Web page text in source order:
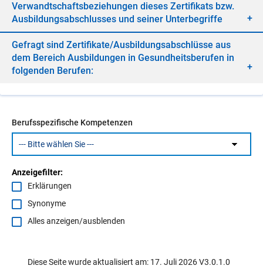
Ver­wandt­schafts­be­zie­hun­gen die­ses Zer­ti­fi­kats bzw.
Aus­bil­dungs­ab­schlus­ses und sei­ner Un­ter­be­grif­fe
Ge­fragt sind Zer­ti­fi­ka­te/​Aus­bil­dungs­ab­schlüs­se aus
dem Be­reich Aus­bil­dun­gen in Ge­sund­heits­be­ru­fen in
fol­gen­den Be­ru­fen:
Berufsspezifische Kompetenzen
Anzeigefilter:
Erklärungen
Synonyme
Alles anzeigen/ausblenden
Diese Seite wurde aktualisiert am: 17. Juli 2026 V3.0.1.0